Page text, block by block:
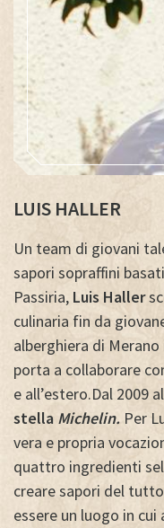
LUIS HALLER
Un team di giovani
sapori sopraffini
Passiria, Luis Haller
culinaria fin da
alberghiera di
porta a collaborare
e all’estero.Dal 2009
stella Michelin. Per
vera e propria
quattro ingredienti
creare sapori del
essere un luogo in